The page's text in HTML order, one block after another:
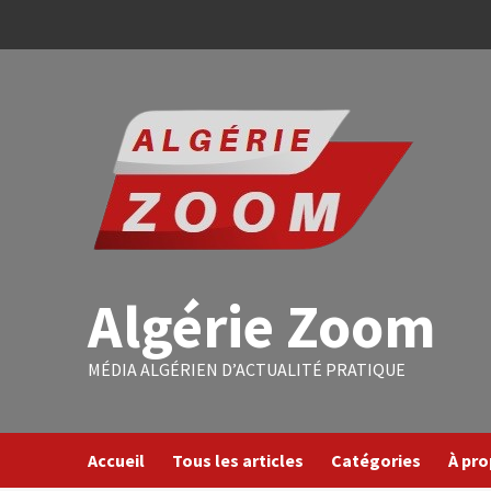
Algérie Zoom
MÉDIA ALGÉRIEN D’ACTUALITÉ PRATIQUE
Accueil Tous les articles Catégories À